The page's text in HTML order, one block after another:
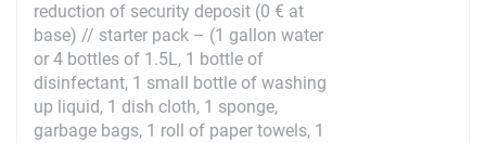
05/06/2027 - 12/06/2027
Забронировать
12/06/2027 - 19/06/2027
Забронировать
reduction of security deposit (0 € at
base) // starter pack – (1 gallon water
or 4 bottles of 1.5L, 1 bottle of
disinfectant, 1 small bottle of washing
up liquid, 1 dish cloth, 1 sponge,
garbage bags, 1 roll of paper towels, 1